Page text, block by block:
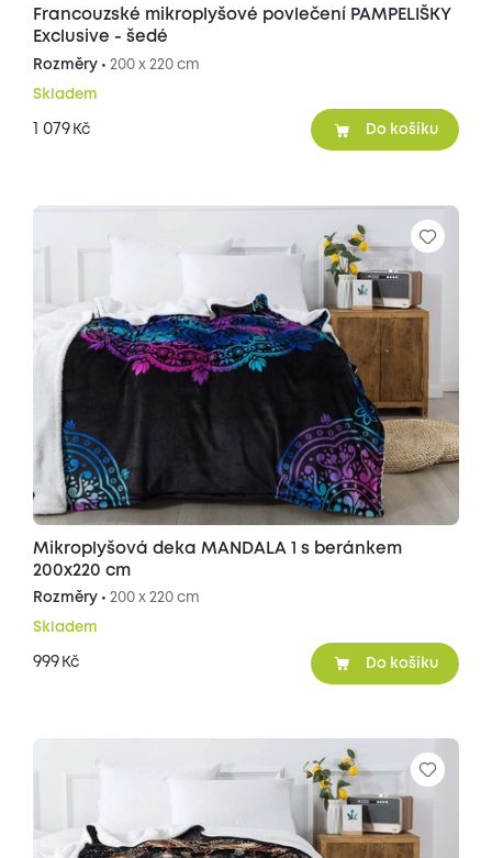
Francouzské mikroplyšové povlečení PAMPELIŠKY
Exclusive - šedé
Rozměry • 200 x 220 cm
Skladem
1 079 Kč Do košíku
Mikroplyšová deka MANDALA 1 s beránkem
200x220 cm
Rozměry • 200 x 220 cm
Skladem
999 Kč Do košíku